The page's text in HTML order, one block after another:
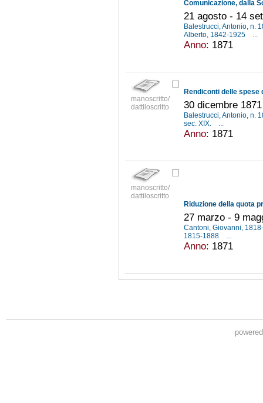
21 agosto - 14
Balestrucci, Antonio, n.
Alberto, 1842-1925
...
Anno: 1871
manoscritto/
dattiloscritto
30 dicembre
Balestrucci, Antonio, n.
sec. XIX.
...
Anno: 1871
manoscritto/
dattiloscritto
27 marzo - 9
Cantoni, Giovanni,
1815-1888
...
Anno: 1871